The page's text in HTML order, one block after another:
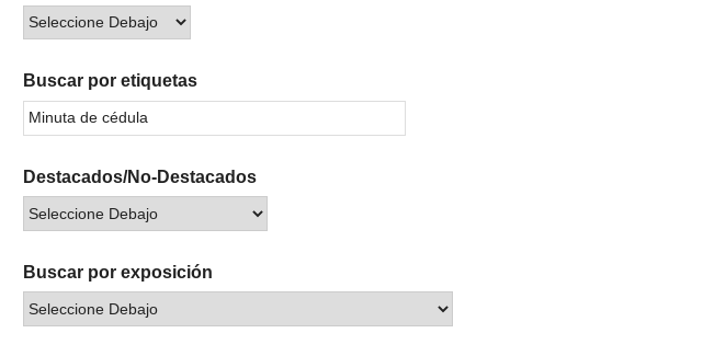
Buscar por etiquetas
Destacados/No-Destacados
Buscar por exposición